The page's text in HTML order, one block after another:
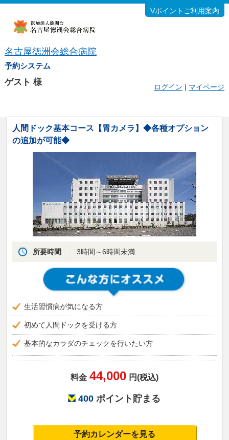
名古屋徳洲会総合病院
予約システム
Vポイントご利用案内
ゲスト 様 ログイン | マイページ
人間ドック基本コース【胃カメラ】◆各種オプション
の追加が可能◆
所要時間 3時間～6時間未満
生活習慣病が気になる方
初めて人間ドックを受ける方
基本的なカラダのチェックを行いたい方
料金 44,000 円(税込)
400ポイント貯まる
予約カレンダーを見る